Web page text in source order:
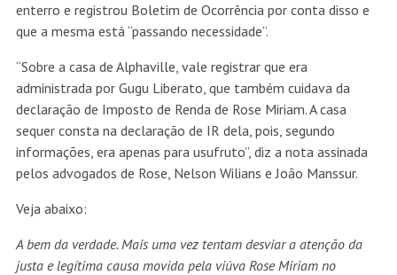
enterro e registrou Boletim de Ocorrência por conta disso e
que a mesma está “passando necessidade”.
“Sobre a casa de Alphaville, vale registrar que era
administrada por Gugu Liberato, que também cuidava da
declaração de Imposto de Renda de Rose Miriam. A casa
sequer consta na declaração de IR dela, pois, segundo
informações, era apenas para usufruto”, diz a nota assinada
pelos advogados de Rose, Nelson Wilians e João Manssur.
Veja abaixo:
A bem da verdade. Mais uma vez tentam desviar a atenção da
justa e legítima causa movida pela viúva Rose Miriam no